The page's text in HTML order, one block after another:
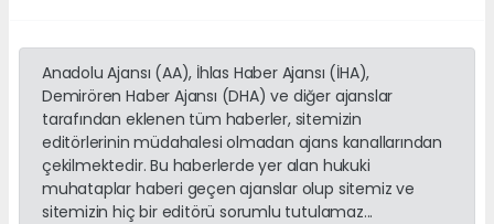
Anadolu Ajansı (AA), İhlas Haber Ajansı (İHA),
Demirören Haber Ajansı (DHA) ve diğer ajanslar
tarafından eklenen tüm haberler, sitemizin
editörlerinin müdahalesi olmadan ajans kanallarından
çekilmektedir. Bu haberlerde yer alan hukuki
muhataplar haberi geçen ajanslar olup sitemiz ve
sitemizin hiç bir editörü sorumlu tutulamaz...